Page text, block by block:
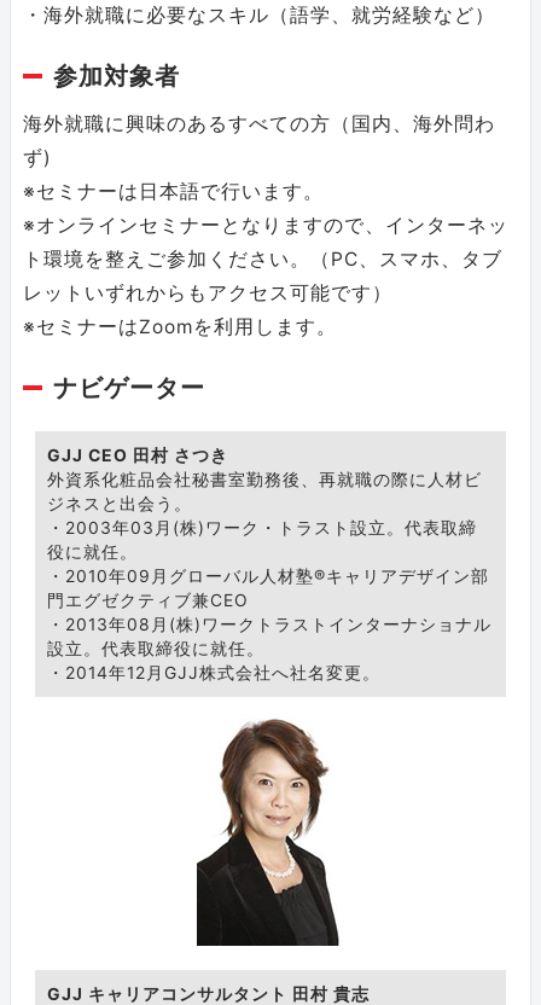
・海外就職に必要なスキル（語学、就労経験など）
参加対象者
海外就職に興味のあるすべての方（国内、海外問わ
ず)
※セミナーは日本語で行います。
※オンラインセミナーとなりますので、インターネッ
ト環境を整えご参加ください。（PC、スマホ、タブ
レットいずれからもアクセス可能です）
※セミナーはZoomを利用します。
ナビゲーター
GJJ CEO 田村 さつき
外資系化粧品会社秘書室勤務後、再就職の際に人材ビ
ジネスと出会う。
・2003年03月(株)ワーク・トラスト設立。代表取締
役に就任。
・2010年09月グローバル人材塾®キャリアデザイン部
門エグゼクティブ兼CEO
・2013年08月(株)ワークトラストインターナショナル
設立。代表取締役に就任。
・2014年12月GJJ株式会社へ社名変更。
GJJ キャリアコンサルタント 田村 貴志